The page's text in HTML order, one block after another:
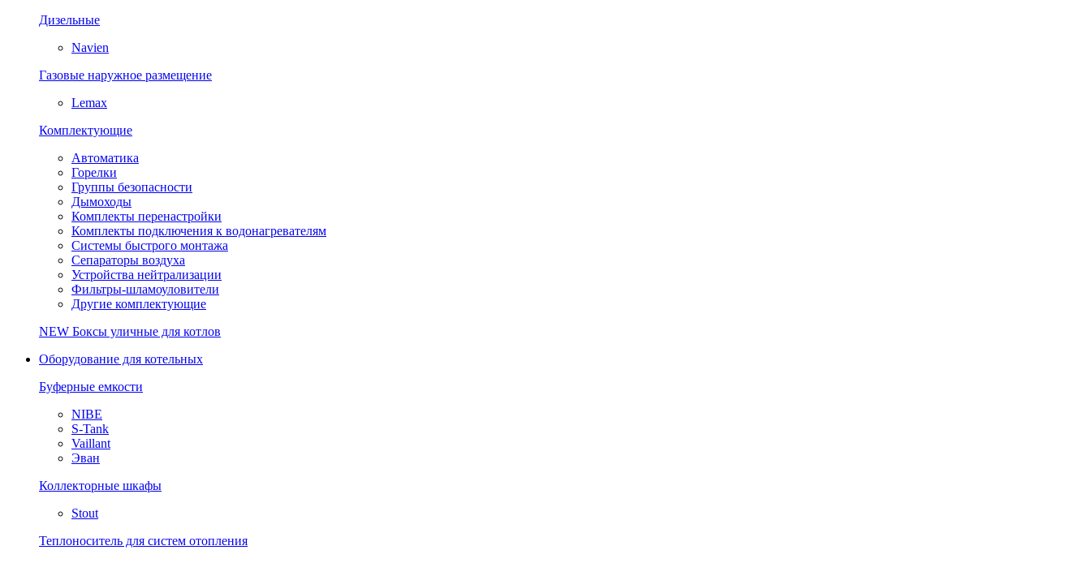
Дизельные
Navien
Газовые наружное размещение
Lemax
Комплектующие
Автоматика
Горелки
Группы безопасности
Дымоходы
Комплекты перенастройки
Комплекты подключения к водонагревателям
Системы быстрого монтажа
Сепараторы воздуха
Устройства нейтрализации
Фильтры-шламоуловители
Другие комплектующие
NEW Боксы уличные для котлов
Оборудование для котельных
Буферные емкости
NIBE
S-Tank
Vaillant
Эван
Коллекторные шкафы
Stout
Теплоноситель для систем отопления